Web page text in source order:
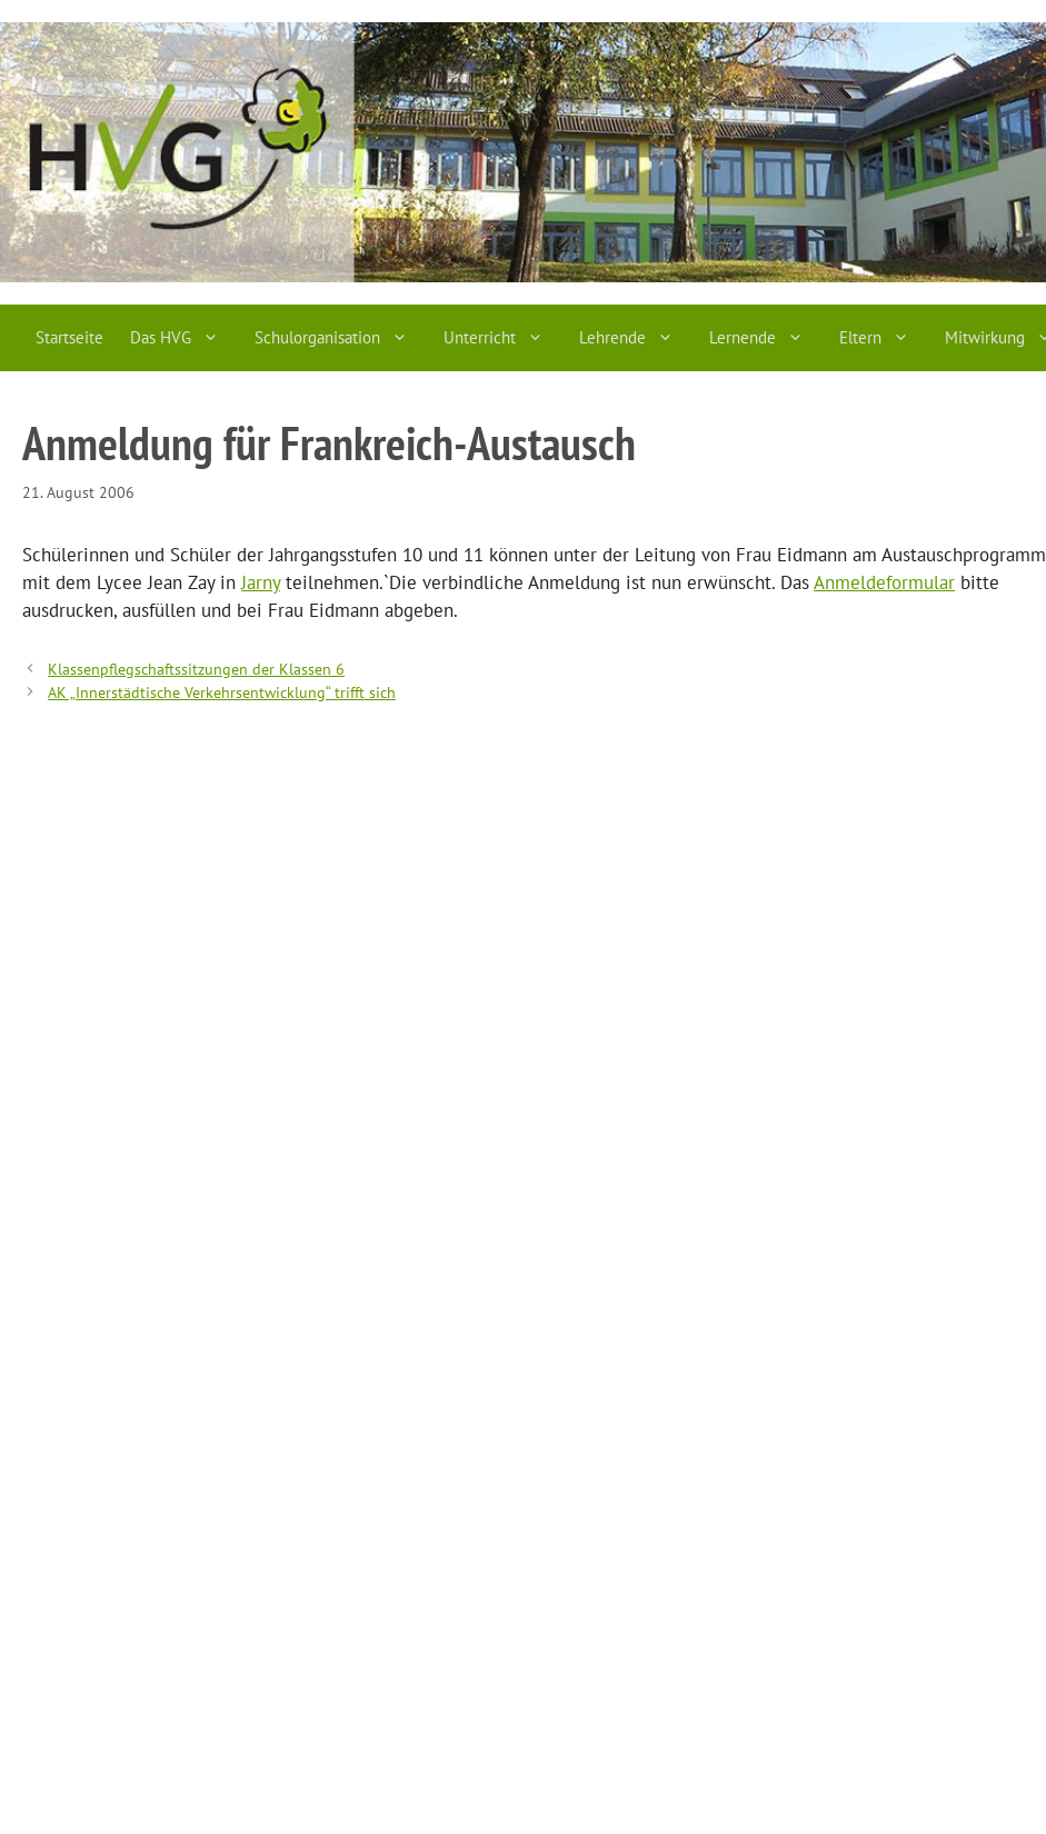
Inhalt
springen
Startseite Das HVG Schulorganisation Unterricht Lehrende Lernende Eltern Mitwirkung
Anmeldung für Frankreich-Austausch
21. August 2006
Schülerinnen und Schüler der Jahrgangsstufen 10 und 11 können unter der Leitung von Frau Eidmann am Austauschprogramm
mit dem Lycee Jean Zay inJarnyteilnehmen.`Die verbindliche Anmeldung ist nun erwünscht. DasAnmeldeformular bitte
ausdrucken, ausfüllen und bei Frau Eidmann abgeben.
Klassenpflegschaftssitzungen der Klassen 6
AK „Innerstädtische Verkehrsentwicklung“ trifft sich